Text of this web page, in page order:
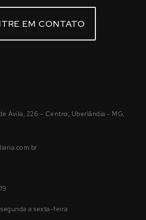
EM CONTATO
Ávila, 226 - Centro, Uberlândia - MG,
a sexta-feira